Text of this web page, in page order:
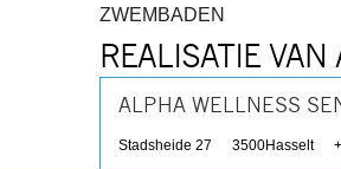
ZWEMBADEN
REALISATIE
ALPHA WELLNESS
Stadsheide 27 3500Hasselt